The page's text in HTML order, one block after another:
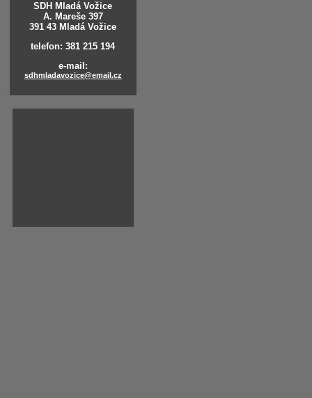
SDH Mladá Vožice
A. Mareše 397
391 43 Mladá Vožice
telefon: 381 215 194
e-mail:
sdhmladavozice@email.cz